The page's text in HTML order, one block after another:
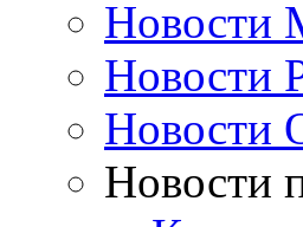
Новости
Новости
Новости